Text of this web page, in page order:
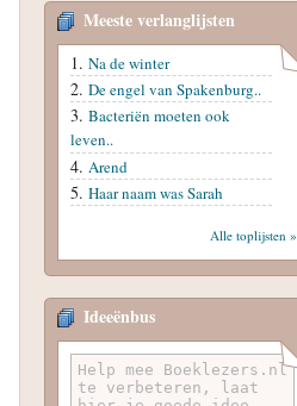
Meeste verlanglijsten
Na de winter
De engel van Spakenburg..
Bacteriën moeten ook
leven..
Arend
Haar naam was Sarah
Alle toplijsten »
Ideeënbus